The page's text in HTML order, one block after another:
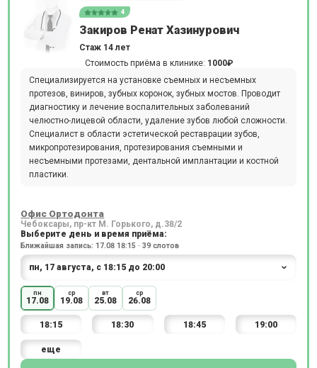
4
Закиров Ренат Хазинурович
Стаж 14 лет
Стоимость приёма в клинике: 1000₽
Специализируется на установке съемных и несъемных
протезов, виниров, зубных коронок, зубных мостов. Проводит
диагностику и лечение воспалительных заболеваний
челюстно-лицевой области, удаление зубов любой сложности.
Специалист в области эстетической реставрации зубов,
микропротезирования, протезирования съемными и
несъемными протезами, дентальной имплантации и костной
пластики.
Офис Ортодонта
Чебоксары, пр-кт М. Горького, д.38/2
Выберите день и время приёма:
Ближайшая запись: 17.08 18:15 · 39 слотов
пн
17.08
ср
19.08
вт
25.08
ср
26.08
18:15 18:30 18:45 19:00
еще